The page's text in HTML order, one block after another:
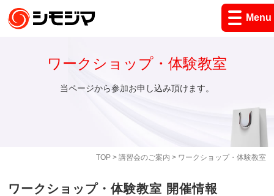
Menu
TOP> 講習会のご案内 > ワークショップ・体験教室
ワークショップ・体験教室
当ページから参加お申し込み頂けます。
ワークショップ・体験教室 開催情報